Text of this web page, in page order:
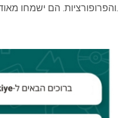
והפרופורציות. הם ישמחו מאודדו לשאלותיך ולטפל בכל עניין.